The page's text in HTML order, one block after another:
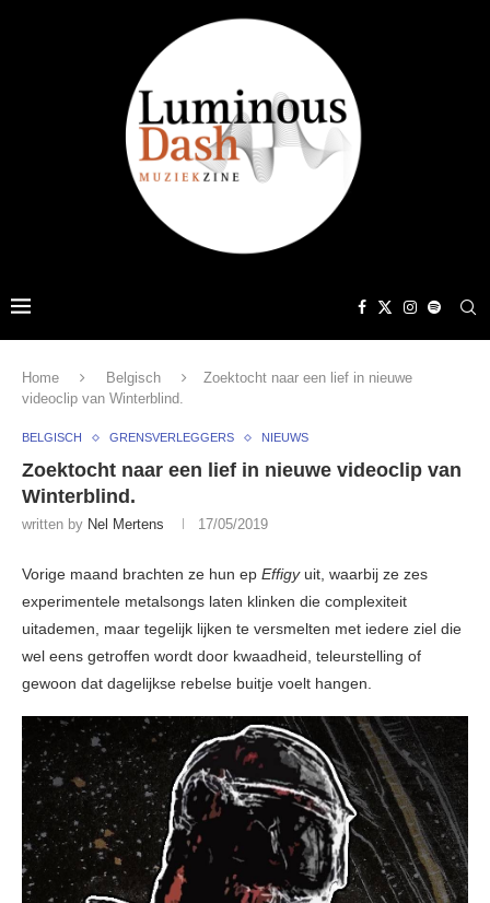
Home Belgisch
Zoektocht naar een lief in nieuwe
videoclip van Winterblind.
BELGISCH GRENSVERLEGGERS NIEUWS
Zoektocht naar een lief in nieuwe videoclip van
Winterblind.
written by Nel Mertens 17/05/2019
Vorige maand brachten ze hun ep Effigy uit, waarbij ze zes
experimentele metalsongs laten klinken die complexiteit
uitademen, maar tegelijk lijken te versmelten met iedere ziel die
wel eens getroffen wordt door kwaadheid, teleurstelling of
gewoon dat dagelijkse rebelse buitje voelt hangen.